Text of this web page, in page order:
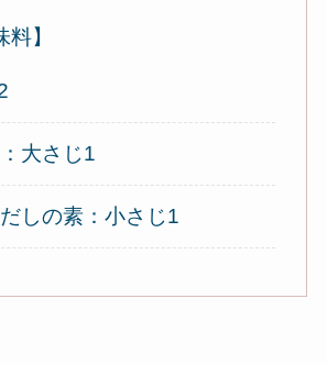
料】
大さじ1
しの素：小さじ1